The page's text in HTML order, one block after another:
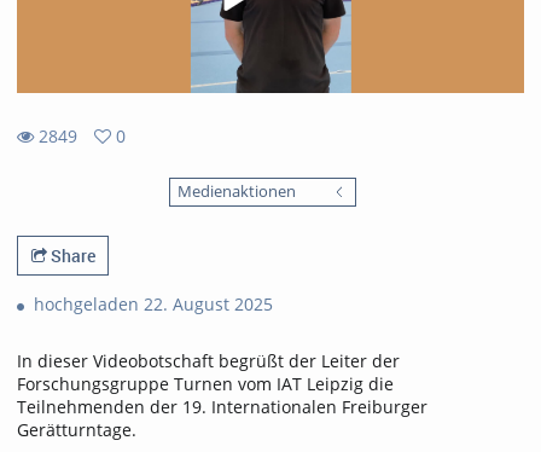
2849
0
Medienaktionen
Share
hochgeladen 22. August 2025
In dieser Videobotschaft begrüßt der Leiter der
Forschungsgruppe Turnen vom IAT Leipzig die
Teilnehmenden der 19. Internationalen Freiburger
Gerätturntage.